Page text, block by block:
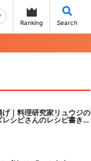
Ranking Search
げ｜料理研究家リュウジの
レシピさんのレシピ書き起